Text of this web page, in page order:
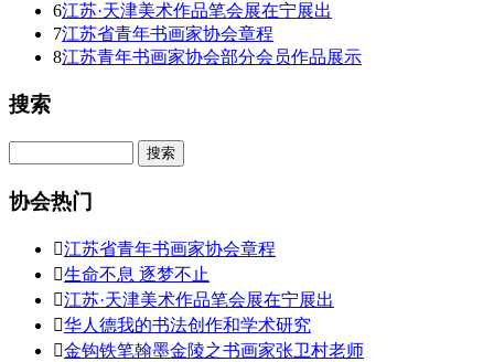
6江苏·天津美术作品笔会展在宁展出
7江苏省青年书画家协会章程
8江苏青年书画家协会部分会员作品展示
搜索
协会热门
江苏省青年书画家协会章程
生命不息 逐梦不止
江苏·天津美术作品笔会展在宁展出
华人德我的书法创作和学术研究
金钩铁笔翰墨金陵之书画家张卫村老师